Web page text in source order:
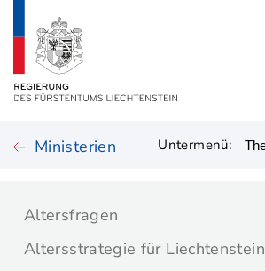
Ministerien Untermenü:
Altersfragen
Altersstrategie für Liechtenstein